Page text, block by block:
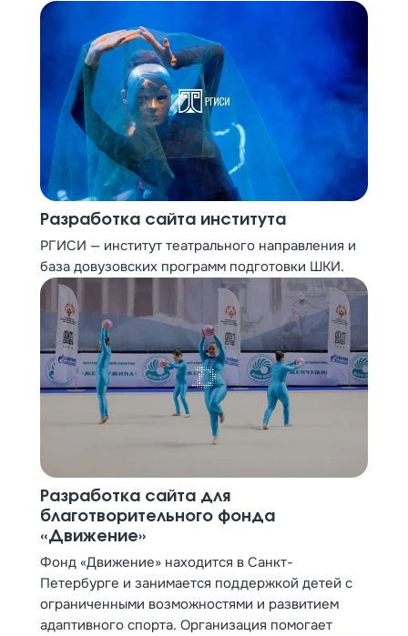
Разработка сайта института
РГИСИ — институт театрального направления и
база довузовских программ подготовки ШКИ.
Разработка сайта для
благотворительного фонда
«Движение»
Фонд «Движение» находится в Санкт-
Петербурге и занимается поддержкой детей с
ограниченными возможностями и развитием
адаптивного спорта. Организация помогает